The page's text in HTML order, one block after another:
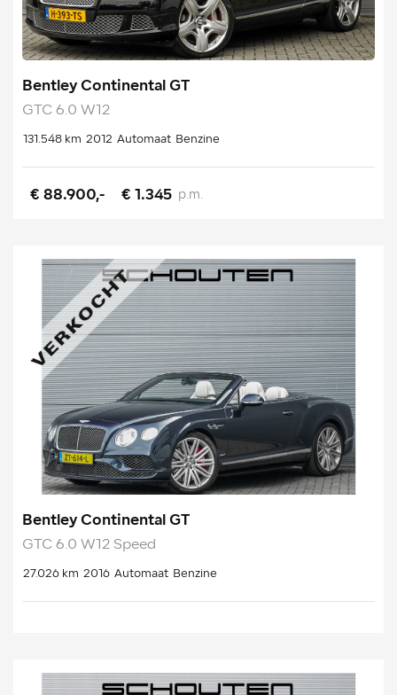
Bentley Continental GT
GTC 6.0 W12
131.548 km 2012 Automaat Benzine
€ 88.900,- € 1.345 p.m.
Bentley Continental GT
GTC 6.0 W12 Speed
27.026 km 2016 Automaat Benzine